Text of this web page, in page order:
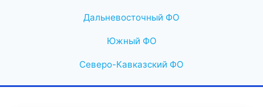
Дальневосточный ФО
Южный ФО
Северо-Кавказский ФО